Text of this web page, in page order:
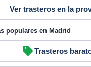
Ver trasteros en la
populares en Madrid
Trasteros